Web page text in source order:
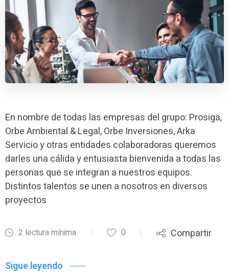
En nombre de todas las empresas del grupo: Prosiga,
Orbe Ambiental & Legal, Orbe Inversiones, Arka
Servicio y otras entidades colaboradoras queremos
darles una cálida y entusiasta bienvenida a todas las
personas que se integran a nuestros equipos.
Distintos talentos se unen a nosotros en diversos
proyectos
2 lectura mínima 0 Compartir
Sigue leyendo